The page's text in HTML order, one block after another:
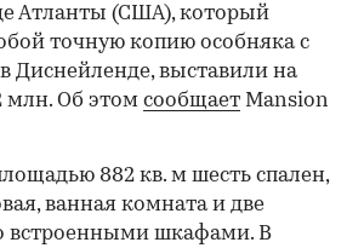
Атланты (США), который
точную копию особняка с
Диснейленде, выставили на
млн. Об этом сообщает Mansion
882 кв. м шесть спален,
ванная комната и две
встроенными шкафами. В